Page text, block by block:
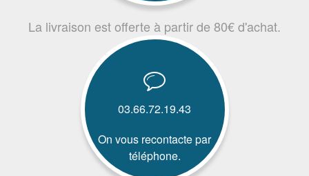
La livraison est offerte à partir de 80€ d'achat.
03.66.72.19.43
On vous recontacte par
téléphone.